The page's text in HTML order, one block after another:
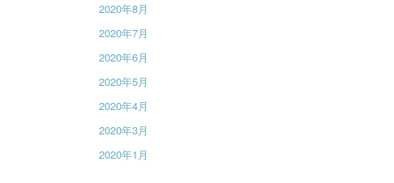
2020年8月
2020年7月
2020年6月
2020年5月
2020年4月
2020年3月
2020年1月